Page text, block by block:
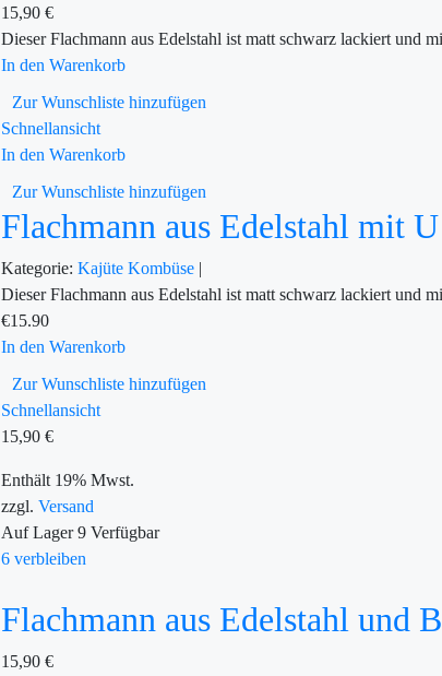
15,90 €
Dieser Flachmann aus Edelstahl ist matt schwarz lackiert und
In den Warenkorb
Zur Wunschliste hinzufügen
Schnellansicht
In den Warenkorb
Zur Wunschliste hinzufügen
Flachmann aus Edelstahl mit
Kategorie: Kajüte Kombüse |
Dieser Flachmann aus Edelstahl ist matt schwarz lackiert und
€15.90
In den Warenkorb
Zur Wunschliste hinzufügen
Schnellansicht
15,90 €
Enthält 19% Mwst.
zzgl. Versand
Auf Lager9 Verfügbar
6 verbleiben
Flachmann aus Edelstahl und
15,90 €